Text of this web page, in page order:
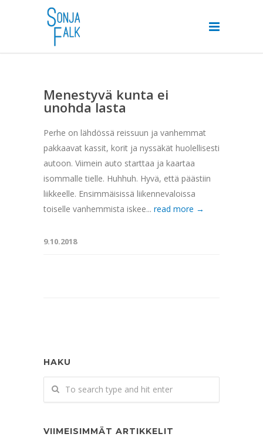
Menestyvä kunta ei
unohda lasta
Perhe on lähdössä reissuun ja vanhemmat
pakkaavat kassit, korit ja nyssäkät huolellisesti
autoon. Viimein auto starttaa ja kaartaa
isommalle tielle. Huhhuh. Hyvä, että päästiin
liikkeelle. Ensimmäisissä liikennevaloissa
toiselle vanhemmista iskee... read more →
9.10.2018
HAKU
VIIMEISIMMÄT ARTIKKELIT